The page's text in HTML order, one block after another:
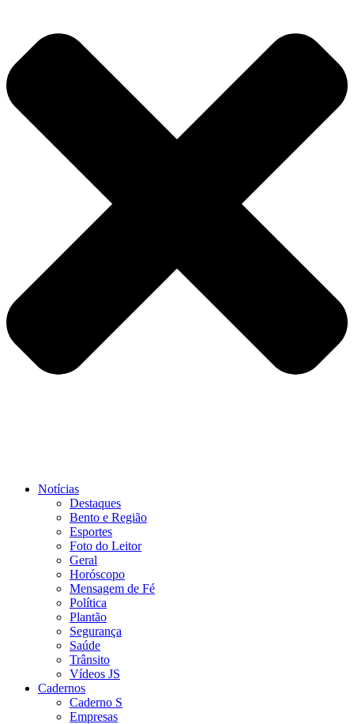
Notícias
Destaques
Bento e Região
Esportes
Foto do Leitor
Geral
Horóscopo
Mensagem de Fé
Política
Plantão
Segurança
Saúde
Trânsito
Vídeos JS
Cadernos
Caderno S
Empresas